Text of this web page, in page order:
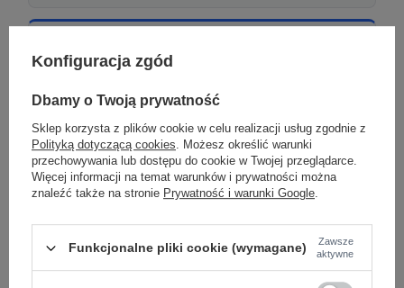
Odzież damska hurtowo online
Internetowa hurtownia damska z plikiem XML/CSV.
Aktualizacja stanów co godzinę.
DROPSHIPPING
Damskie ubrania w dropshippingu
Hurt odzieży damskiej z wysyłką na etykiecie Twojego
sklepu w całej UE. Zero magazynu, zero
Konfiguracja zgód
Dbamy o Twoją prywatność
Sklep korzysta z plików cookie w celu realizacji usług zgodnie z
Polityką dotyczącą cookies. Możesz określić warunki
przechowywania lub dostępu do cookie w Twojej przeglądarce.
Więcej informacji na temat warunków i prywatności można
znaleźć także na stronie Prywatność i warunki Google.
Funkcjonalne pliki cookie (wymagane)
Zawsze
aktywne